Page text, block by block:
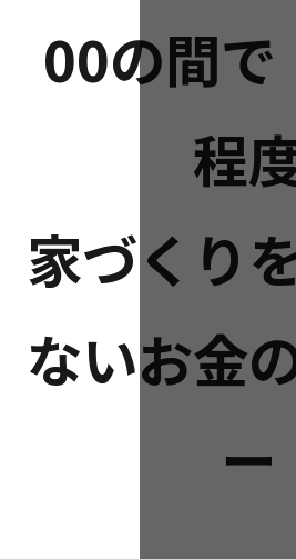
00の間で
程
家づくり
ないお金
ー